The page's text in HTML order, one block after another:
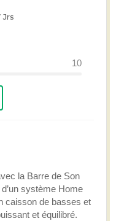
Jrs
10
la Barre de Son
système Home
caisson de basses et
et équilibré.